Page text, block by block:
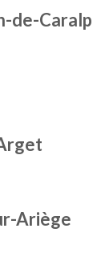
de-Caralp
Ariège